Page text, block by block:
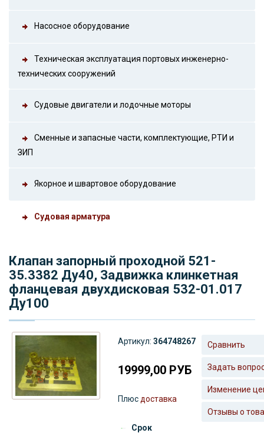
Насосное оборудование
Техническая эксплуатация портовых инженерно-
технических сооружений
Судовые двигатели и лодочные моторы
Сменные и запасные части, комплектующие, РТИ и
ЗИП
Якорное и швартовое оборудование
Судовая арматура
Клапан запорный проходной 521-
35.3382 Ду40, Задвижка клинкетная
фланцевая двухдисковая 532-01.017
Ду100
Артикул: 364748267
19999,00 РУБ
Плюс доставка
Срок
Сравнить
Задать
Изменение
Отзывы о